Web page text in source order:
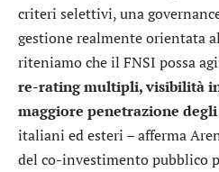
criteri selettivi, una
gestione realmente orientata
riteniamo che il FNSI possa
re-rating multipli, visibilità
maggiore penetrazione
italiani ed esteri – afferma
del co-investimento pubblico